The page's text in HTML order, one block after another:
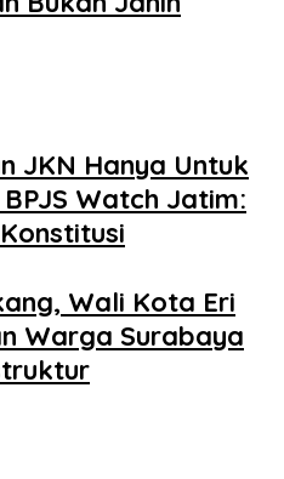
JKN Hanya Untuk
Watch Jatim:
Wali Kota Eri
Warga Surabaya